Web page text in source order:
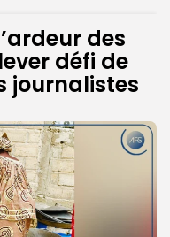
des
défi de
journalistes